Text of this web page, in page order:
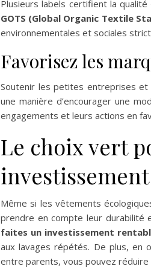
Plusieurs labels certifient la
GOTS (Global Organic Textile
environnementales et sociales
Favorisez les
Soutenir les petites entreprises et
une manière d’encourager une
engagements et leurs actions en
Le choix vert
Même si les vêtements
prendre en compte leur durabilité
faites un investissement
aux lavages répétés. De plus, en
entre parents, vous pouvez